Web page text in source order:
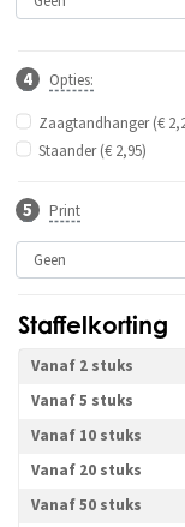
Opties:
Zaagtandhanger (€
Staander (€ 2,95)
Print
Staffelkorting
Vanaf 2 stuks
Vanaf 5 stuks
Vanaf 10 stuks
Vanaf 20 stuks
Vanaf 50 stuks